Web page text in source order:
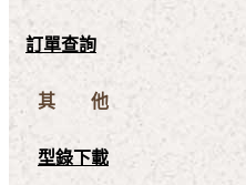
訂單查詢
其 他
型錄下載